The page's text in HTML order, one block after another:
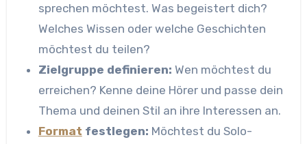
sprechen möchtest. Was begeistert dich?
Welches Wissen oder welche Geschichten
möchtest du teilen?
Zielgruppe definieren: Wen möchtest du
erreichen? Kenne deine Hörer und passe dein
Thema und deinen Stil an ihre Interessen an.
Format festlegen: Möchtest du Solo-